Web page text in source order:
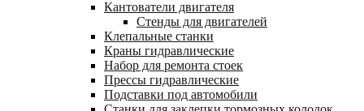
Кантователи двигателя
Стенды для двигателей
Клепальные станки
Краны гидравлические
Набор для ремонта стоек
Прессы гидравлические
Подставки под автомобили